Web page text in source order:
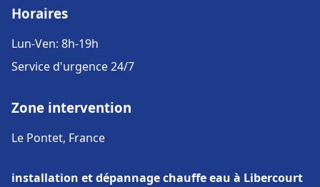
Horaires
Lun-Ven: 8h-19h
Service d'urgence 24/7
Zone intervention
Le Pontet, France
installation et dépannage chauffe eau à Libercourt